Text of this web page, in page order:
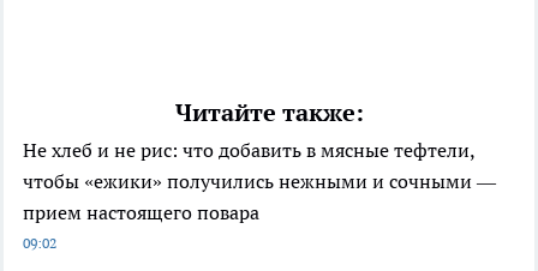
Читайте также:
Не хлеб и не рис: что добавить в мясные тефтели,
чтобы «ежики» получились нежными и сочными —
прием настоящего повара
09:02